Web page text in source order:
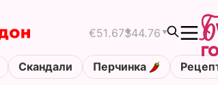
€51.67$44.76
Скандали Перчинка